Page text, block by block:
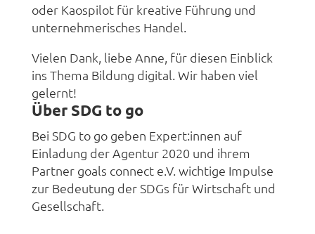
oder Kaospilot für kreative Führung und
unternehmerisches Handel.
Vielen Dank, liebe Anne, für diesen Einblick
ins Thema Bildung digital. Wir haben viel
gelernt!
Über SDG to go
Bei SDG to go geben Expert:innen auf
Einladung der Agentur 2020 und ihrem
Partner goals connect e.V. wichtige Impulse
zur Bedeutung der SDGs für Wirtschaft und
Gesellschaft.